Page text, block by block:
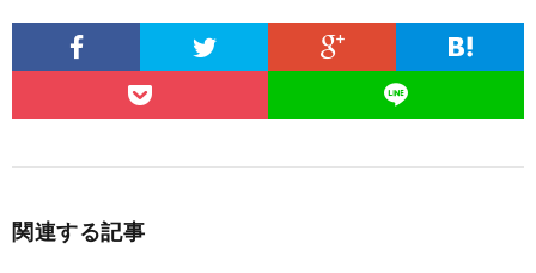
関連する記事